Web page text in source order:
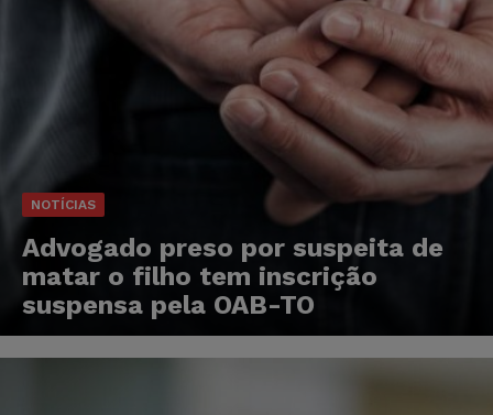
NOTÍCIAS
Advogado preso por suspeita de
matar o filho tem inscrição
suspensa pela OAB-TO